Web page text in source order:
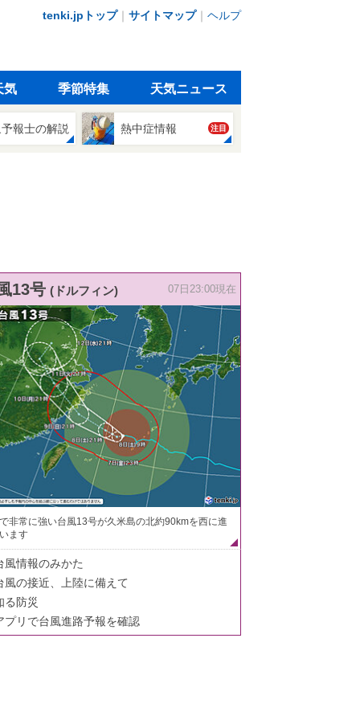
tenki.jpトップ｜ サイトマップ｜ ヘルプ
気 季節特集 天気ニュース
報士の解説 熱中症情報 注目
13号 (ドルフィン) 07日23:00現在
非常に強い台風13号が久米島の北約90kmを西に進
ます
風情報のみかた
風の接近、上陸に備えて
る防災
プリで台風進路予報を確認